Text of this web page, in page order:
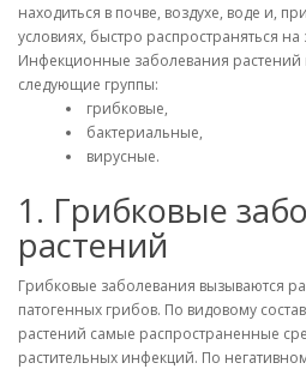
находиться в почве, воздухе, воде и,
условиях, быстро распространяться
Инфекционные заболевания растений
следующие группы:
грибковые,
бактериальные,
вирусные.
1. Грибковые
растений
Грибковые заболевания вызываются
патогенных грибов. По видовому
растений самые распространенные
растительных инфекций. По